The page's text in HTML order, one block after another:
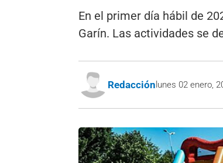
En el primer día hábil de
Garín. Las actividades se
Redacción lunes 02 enero,